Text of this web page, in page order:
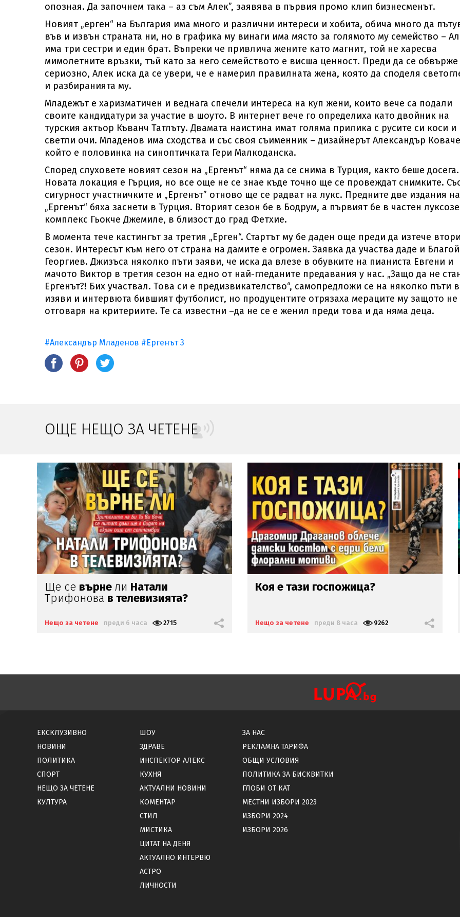
опозная. Да започнем така – аз съм Алек”, заявява в първия промо клип бизнесменът.
Новият „ерген“ на България има много и различни интереси и хобита, обича много да
във и извън страната ни, но в графика му винаги има място за голямото му семейство –
има три сестри и един брат. Въпреки че привлича жените като магнит, той не харесва
мимолетните връзки, тъй като за него семейството е висша ценност. Преди да се обвърже
сериозно, Алек иска да се увери, че е намерил правилната жена, която да споделя
и разбиранията му.
Младежът е харизматичен и веднага спечели интереса на куп жени, които вече са подали
своите кандидатури за участие в шоуто. В интернет вече го определиха като двойник на
турския актьор Къванч Татлъту. Двамата наистина имат голяма прилика с русите си коси и
светли очи. Младенов има сходства и със своя съименник – дизайнерът Александър
който е половинка на синоптичката Гери Малкоданска.
Според слуховете новият сезон на „Ергенът“ няма да се снима в Турция, както беше досега.
Новата локация е Гърция, но все още не се знае къде точно ще се провеждат снимките.
сигурност участничките и „Ергенът” отново ще се радват на лукс. Предните две издания на
„Ергенът“ бяха заснети в Турция. Вторият сезон бе в Бодрум, а първият бе в частен
комплекс Гьокче Джемиле, в близост до град Фетхие.
В момента тече кастингът за третия „Ерген“. Стартът му бе даден още преди да изтече
сезон. Интересът към него от страна на дамите е огромен. Заявка да участва даде и Благой
Георгиев. Джизъса няколко пъти заяви, че иска да влезе в обувките на пианиста Евгени и
мачото Виктор в третия сезон на едно от най-гледаните предавания у нас. „Защо да не
Ергенът?! Бих участвал. Това си е предизвикателство“, самопредложи се на няколко пъти
изяви и интервюта бившият футболист, но продуцентите отрязаха мераците му защото не
отговаря на критериите. Те са известни –да не се е женил преди това и да няма деца.
#Александър Младенов #Ергенът 3
ОЩЕ НЕЩО ЗА ЧЕТЕНЕ
Коя е тази госпожица?
Нещо за четене преди 8 часа 9262
Президент на бразилски
Нещо за четене преди 1 ден 6154
ЕКСКЛУЗИВНО
НОВИНИ
ПОЛИТИКА
СПОРТ
НЕЩО ЗА ЧЕТЕНЕ
КУЛТУРА
ШОУ
ЗДРАВЕ
ИНСПЕКТОР АЛЕКС
КУХНЯ
АКТУАЛНИ НОВИНИ
КОМЕНТАР
СТИЛ
МИСТИКА
ЦИТАТ НА ДЕНЯ
АКТУАЛНО ИНТЕРВЮ
АСТРО
ЛИЧНОСТИ
ЗА НАС
РЕКЛАМНА ТАРИФА
ОБЩИ УСЛОВИЯ
ПОЛИТИКА ЗА БИСКВИТКИ
ГЛОБИ ОТ КАТ
МЕСТНИ ИЗБОРИ 2023
ИЗБОРИ 2024
ИЗБОРИ 2026